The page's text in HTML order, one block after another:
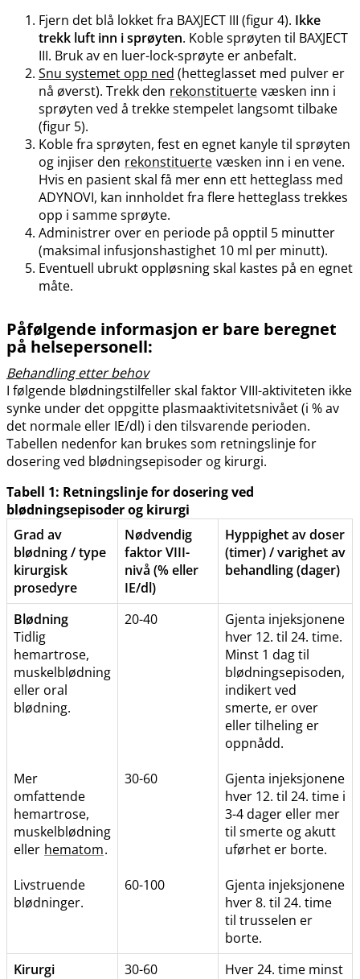
Fjern det blå lokket fra BAXJECT III (figur 4). Ikke
trekk luft inn i sprøyten. Koble sprøyten til BAXJECT
III. Bruk av en luer-lock-sprøyte er anbefalt.
Snu systemet opp ned (hetteglasset med pulver er
nå øverst). Trekk den rekonstituerte væsken inn i
sprøyten ved å trekke stempelet langsomt tilbake
(figur 5).
Koble fra sprøyten, fest en egnet kanyle til sprøyten
og injiser den rekonstituerte væsken inn i en vene.
Hvis en pasient skal få mer enn ett hetteglass med
ADYNOVI, kan innholdet fra flere hetteglass trekkes
opp i samme sprøyte.
Administrer over en periode på opptil 5 minutter
(maksimal infusjonshastighet 10 ml per minutt).
Eventuell ubrukt oppløsning skal kastes på en egnet
måte.
Påfølgende informasjon er bare beregnet
på helsepersonell:
Behandling etter behov
I følgende blødningstilfeller skal faktor VIII-aktiviteten ikke
synke under det oppgitte plasmaaktivitetsnivået (i % av
det normale eller IE​/​dl) i den tilsvarende perioden.
Tabellen nedenfor kan brukes som retningslinje for
dosering ved blødningsepisoder og kirurgi.
Tabell 1: Retningslinje for dosering ved
blødningsepisoder og kirurgi
Grad av
blødning / type
kirurgisk
prosedyre
Nødvendig
faktor VIII-
nivå (% eller
IE​/​dl)
Hyppighet av doser
(timer) / varighet av
behandling (dager)
Blødning
Tidlig
hemartrose,
muskelblødning
eller oral
blødning.
20-40
Gjenta injeksjonene
hver 12. til 24. time.
Minst 1 dag til
blødningsepisoden,
indikert ved
smerte, er over
eller tilheling er
oppnådd.
Mer
omfattende
hemartrose,
muskelblødning
eller hematom.
30-60
Gjenta injeksjonene
hver 12. til 24. time i
3-4 dager eller mer
til smerte og akutt
uførhet er borte.
Livstruende
blødninger.
60-100
Gjenta injeksjonene
hver 8. til 24. time
til trusselen er
borte.
Kirurgi
30-60
Hver 24. time minst